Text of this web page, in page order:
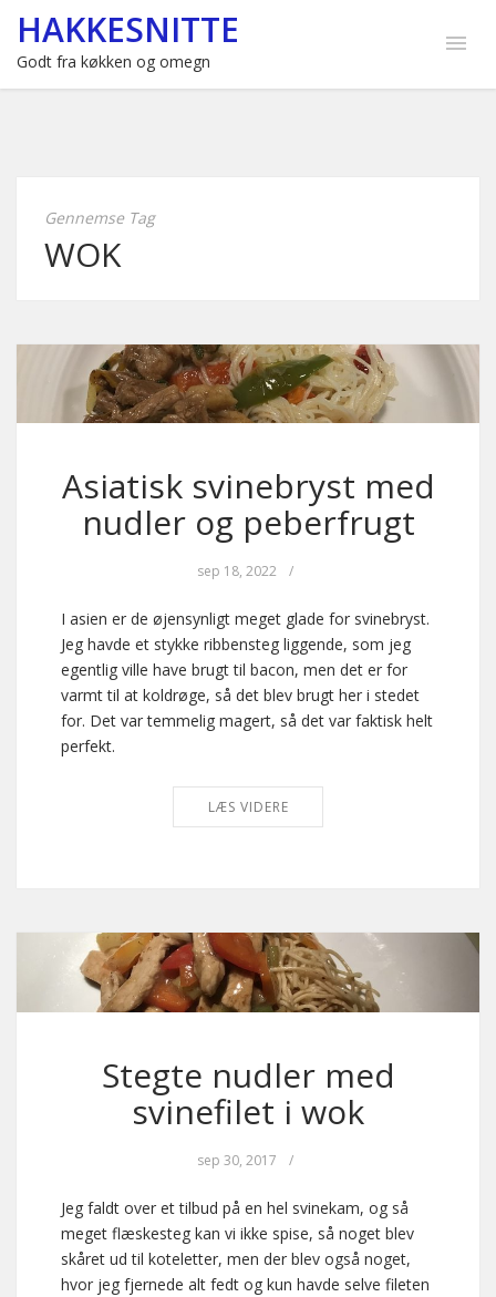
HAKKESNITTE
Godt fra køkken og omegn
Gennemse Tag
WOK
Asiatisk svinebryst med
nudler og peberfrugt
sep 18, 2022 /
I asien er de øjensynligt meget glade for svinebryst.
Jeg havde et stykke ribbensteg liggende, som jeg
egentlig ville have brugt til bacon, men det er for
varmt til at koldrøge, så det blev brugt her i stedet
for. Det var temmelig magert, så det var faktisk helt
perfekt.
LÆS VIDERE
Stegte nudler med
svinefilet i wok
sep 30, 2017 /
Jeg faldt over et tilbud på en hel svinekam, og så
meget flæskesteg kan vi ikke spise, så noget blev
skåret ud til koteletter, men der blev også noget,
hvor jeg fjernede alt fedt og kun havde selve fileten